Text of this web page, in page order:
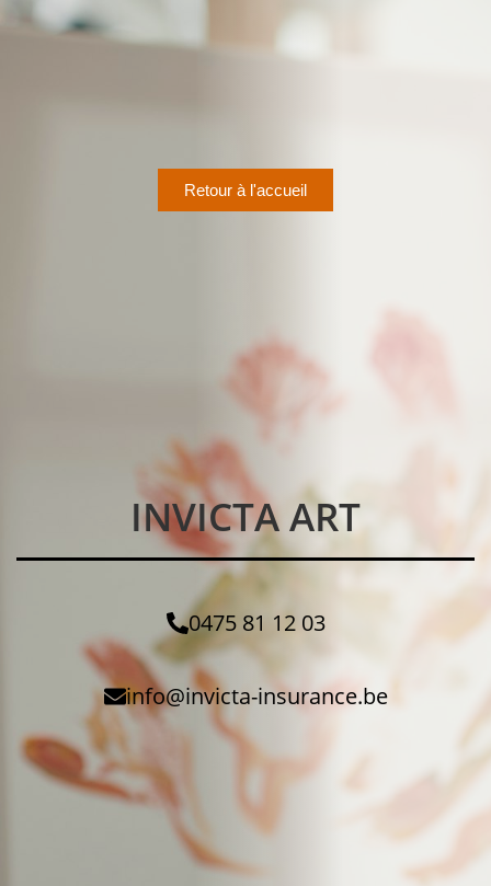
Retour à l'accueil
INVICTA ART
0475 81 12 03
info@invicta-insurance.be